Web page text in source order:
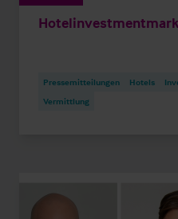
Pressemitteilungen Hotels
Vermittlung